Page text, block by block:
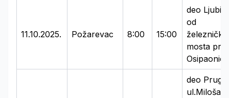
11.10.2025. Požarevac 8:00 15:00
deo
od
mosta
Osipaonici
deo
ul.Miloša